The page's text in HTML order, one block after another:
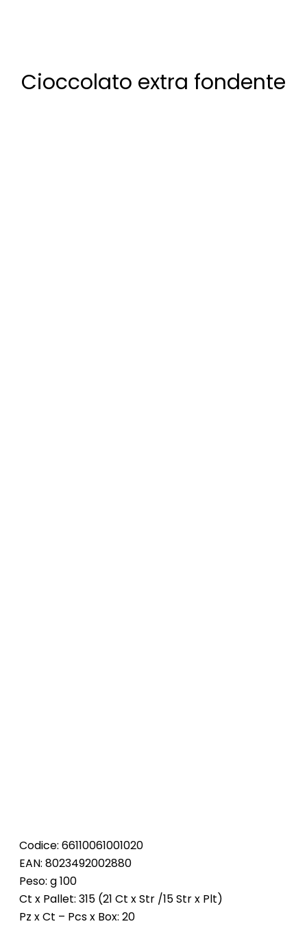
Cioccolato extra fondente
Codice: 66110061001020
EAN: 8023492002880
Peso: g 100
Ct x Pallet: 315 (21 Ct x Str /15 Str x Plt)
Pz x Ct – Pcs x Box: 20